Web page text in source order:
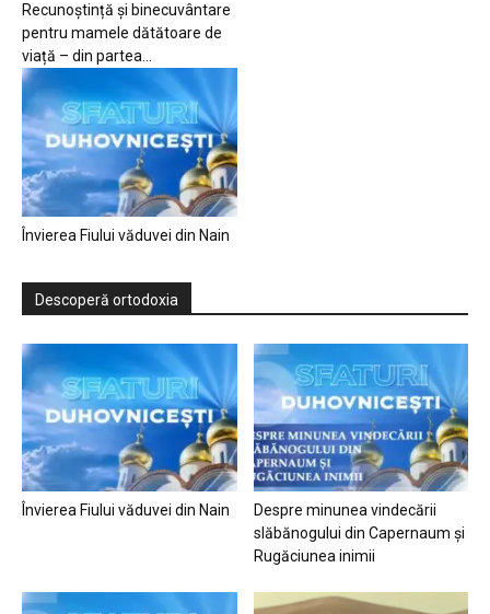
Recunoștință și binecuvântare
pentru mamele dătătoare de
viață – din partea...
Învierea Fiului văduvei din Nain
Descoperă ortodoxia
Învierea Fiului văduvei din Nain
Despre minunea vindecării
slăbănogului din Capernaum și
Rugăciunea inimii